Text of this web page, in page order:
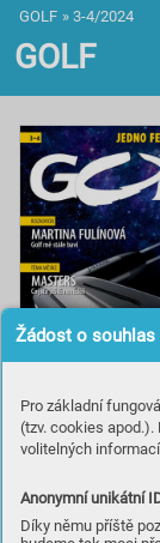
Žádost o
Pro základní
(tzv. cookies
volitelných
Anonymní unikátní
Díky němu příště
GOLF » 3-4/2024
GOLF